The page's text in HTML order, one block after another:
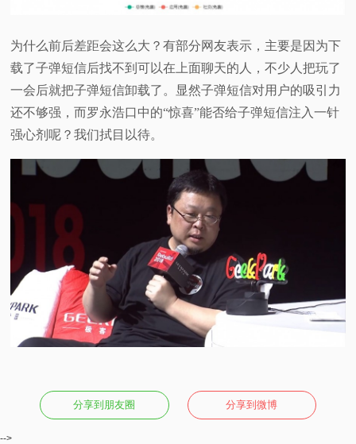
为什么前后差距会这么大？有部分网友表示，主要是因为下
载了子弹短信后找不到可以在上面聊天的人，不少人把玩了
一会后就把子弹短信卸载了。显然子弹短信对用户的吸引力
还不够强，而罗永浩口中的“惊喜”能否给子弹短信注入一针
强心剂呢？我们拭目以待。
分享到朋友圈 分享到微博
-->